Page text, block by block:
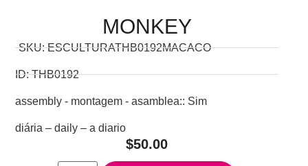
MONKEY
SKU: ESCULTURATHB0192MACACO
ID: THB0192
assembly - montagem - asamblea:: Sim
diária – daily – a diario
$50.00